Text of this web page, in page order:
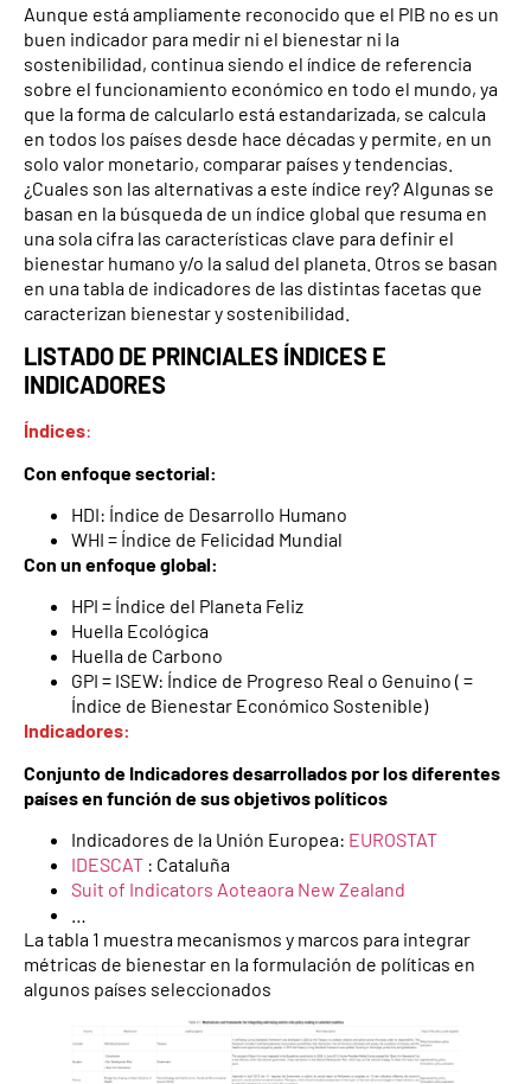
Aunque está ampliamente reconocido que el PIB no es un
buen indicador para medir ni el bienestar ni la
sostenibilidad, continua siendo el índice de referencia
sobre el funcionamiento económico en todo el mundo, ya
que la forma de calcularlo está estandarizada, se calcula
en todos los países desde hace décadas y permite, en un
solo valor monetario, comparar países y tendencias.
¿Cuales son las alternativas a este índice rey? Algunas se
basan en la búsqueda de un índice global que resuma en
una sola cifra las características clave para definir el
bienestar humano y/o la salud del planeta. Otros se basan
en una tabla de indicadores de las distintas facetas que
caracterizan bienestar y sostenibilidad.
LISTADO DE PRINCIALES ÍNDICES E
INDICADORES
Índices:
Con enfoque sectorial:
HDI: Índice de Desarrollo Humano
WHI = Índice de Felicidad Mundial
Con un enfoque global:
HPI = Índice del Planeta Feliz
Huella Ecológica
Huella de Carbono
GPI = ISEW: Índice de Progreso Real o Genuino ( =
Índice de Bienestar Económico Sostenible)
Indicadores:
Conjunto de Indicadores desarrollados por los diferentes
países en función de sus objetivos políticos
Indicadores de la Unión Europea: EUROSTAT
IDESCAT : Cataluña
Suit of Indicators Aoteaora New Zealand
La tabla 1 muestra mecanismos y marcos para integrar
métricas de bienestar en la formulación de políticas en
algunos países seleccionados